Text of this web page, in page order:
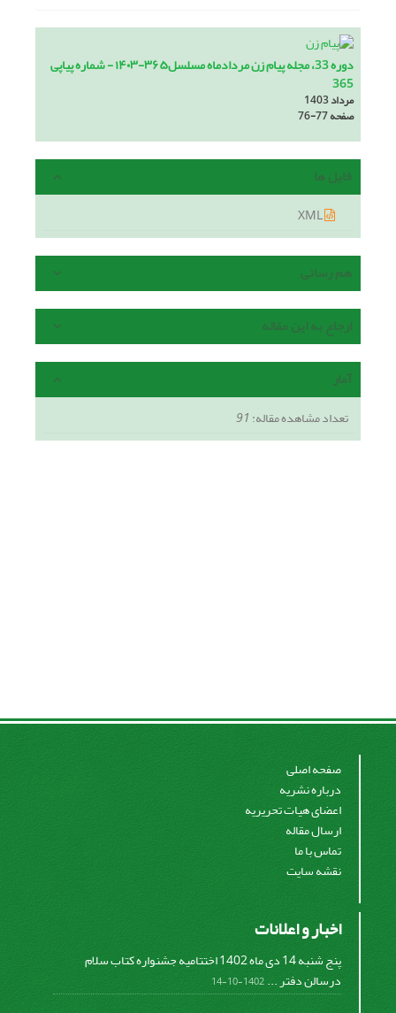
دوره 33، مجله پیام زن مردادماه مسلسل۳۶۵-۱۴۰۳ - شماره پیاپی
365
مرداد 1403
صفحه76-77
فایل ها
هم رسانی
ارجاع به این مقاله
آمار
تعداد مشاهده مقاله:91
صفحه اصلی
درباره نشریه
اعضای هیات تحریریه
ارسال مقاله
تماس با ما
نقشه سایت
اخبار و اعلانات
پنج شنبه 14 دی ماه 1402 اختتامیه جشنواره کتاب سلام
درسالن دفتر ...1402-10-14